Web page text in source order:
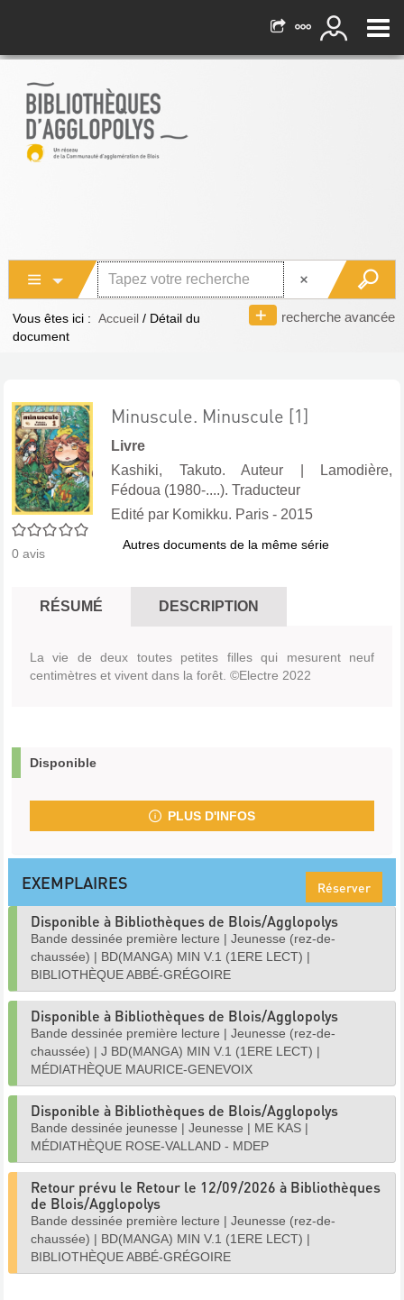
recherche avancée
Vous êtes ici : Accueil / Détail du
document
0/5
0 avis
Minuscule. Minuscule [1]
Livre
Kashiki, Takuto. Auteur
Lamodière,
Fédoua (1980-....). Traducteur
Edité par Komikku. Paris - 2015
Autres documents de la même série
RÉSUMÉ DESCRIPTION
La vie de deux toutes petites filles qui mesurent neuf
centimètres et vivent dans la forêt. ©Electre 2022
Disponible
PLUS D'INFOS
EXEMPLAIRES Réserver
Disponible à Bibliothèques de Blois/Agglopolys
Bande dessinée première lecture | Jeunesse (rez-de-
chaussée) | BD(MANGA) MIN V.1 (1ERE LECT) |
BIBLIOTHÈQUE ABBÉ-GRÉGOIRE
Disponible à Bibliothèques de Blois/Agglopolys
Bande dessinée première lecture | Jeunesse (rez-de-
chaussée) | J BD(MANGA) MIN V.1 (1ERE LECT) |
MÉDIATHÈQUE MAURICE-GENEVOIX
Disponible à Bibliothèques de Blois/Agglopolys
Bande dessinée jeunesse | Jeunesse | ME KAS |
MÉDIATHÈQUE ROSE-VALLAND - MDEP
Retour prévu le Retour le 12/09/2026 à Bibliothèques
de Blois/Agglopolys
Bande dessinée première lecture | Jeunesse (rez-de-
chaussée) | BD(MANGA) MIN V.1 (1ERE LECT) |
BIBLIOTHÈQUE ABBÉ-GRÉGOIRE